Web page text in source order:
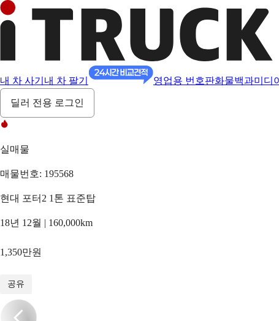
내 차 사기 내 차 팔기 영업용 번호판화물백과미디
딜러 전용 로그인
실매물
매물번호: 195568
현대 포터2 1톤 표준탑
18년 12월 | 160,000km
1,350만원
공유
/20